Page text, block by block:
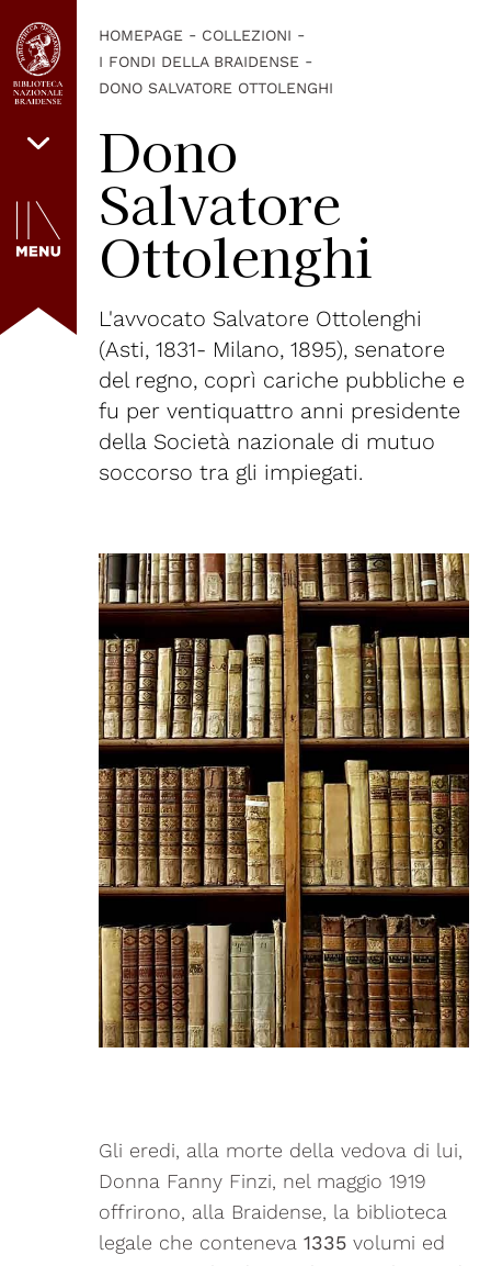
HOMEPAGE - COLLEZIONI -
I FONDI DELLA BRAIDENSE -
DONO SALVATORE OTTOLENGHI
Dono
Salvatore
Ottolenghi
L'avvocato Salvatore Ottolenghi
(Asti, 1831- Milano, 1895), senatore
del regno, coprì cariche pubbliche e
fu per ventiquattro anni presidente
della Società nazionale di mutuo
soccorso tra gli impiegati.
Gli eredi, alla morte della vedova di lui,
Donna Fanny Finzi, nel maggio 1919
offrirono, alla Braidense, la biblioteca
legale che conteneva 1335 volumi ed